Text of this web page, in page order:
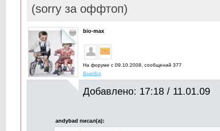
(sorry за oффтоп)
bio-max
На форуме с 09.10.2008, cообщений 377
Вiцебск
Добавлено: 17:18 / 11.01.09
andybad писал(а):